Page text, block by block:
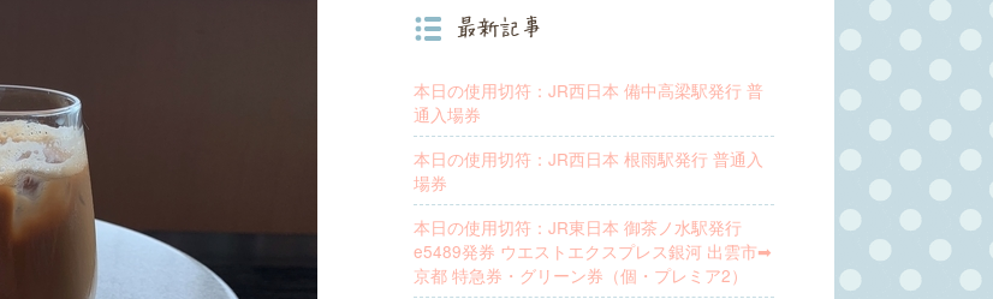
最新記事
本日の使用切符：JR西日本 備中高梁駅発行 普
通入場券
本日の使用切符：JR西日本 根雨駅発行 普通入
場券
本日の使用切符：JR東日本 御茶ノ水駅発行
e5489発券 ウエストエクスプレス銀河 出雲市➡︎
京都 特急券・グリーン券（個・プレミア2）